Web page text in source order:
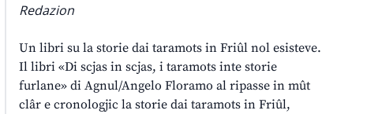
Redazion
Un libri su la storie dai taramots in Friûl nol esisteve.
Il libri «Di scjas in scjas, i taramots inte storie
furlane» di Agnul/Angelo Floramo al ripasse in mût
clâr e cronologjic la storie dai taramots in Friûl,